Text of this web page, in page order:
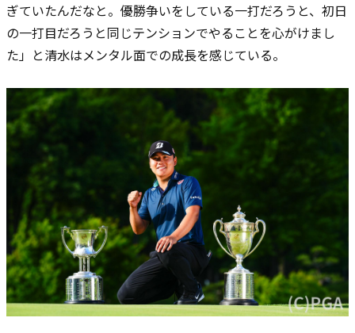
ぎていたんだなと。優勝争いをしている一打だろうと、初日
の一打目だろうと同じテンションでやることを心がけまし
た」と清水はメンタル面での成長を感じている。